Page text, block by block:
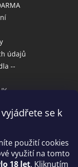
se k
použití cookies
využití na tomto
18 let. Kliknutím
údajů
--